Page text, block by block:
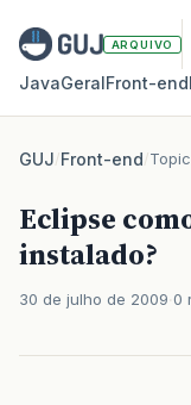
ARQUIVO
JavaGeralFront‑end
GUJ/Front-end/
Eclipse
instalado?
30 de julho de 2009 0